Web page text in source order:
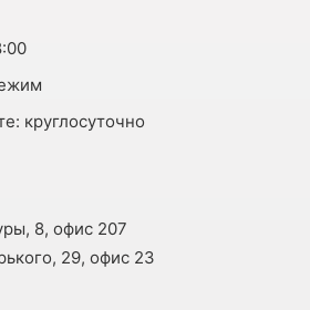
круглосуточно
8, офис 207
29, офис 23